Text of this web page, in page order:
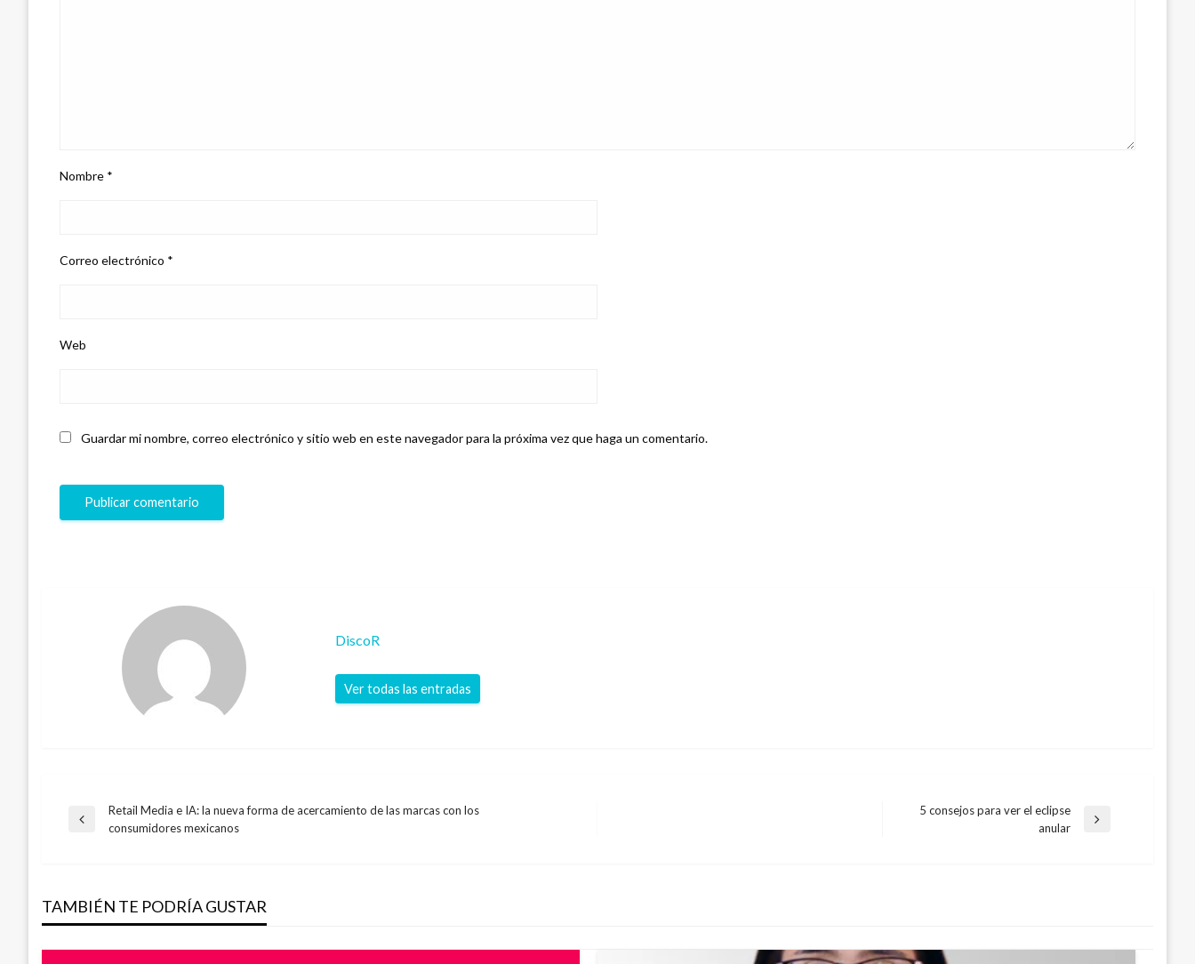
Nombre *
Correo electrónico *
Web
Guardar mi nombre, correo electrónico y sitio web en este navegador para la próxima vez que haga un comentario.
DiscoR
Ver todas las entradas
Navegación
entradas
Entrada
Retail Media e IA: la nueva forma de acercamiento de las marcas con los
consumidores mexicanos
5 consejos para ver el eclipse
anular
TAMBIÉN TE PODRÍA GUSTAR